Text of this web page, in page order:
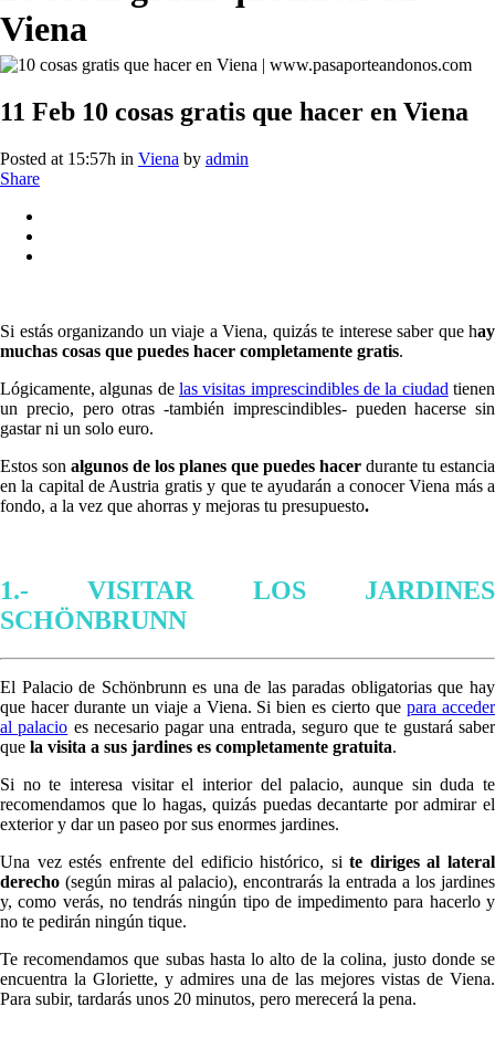
Viena
11 Feb 10 cosas gratis que hacer en Viena
Posted at 15:57h in Viena by admin
Share
Si estás organizando un viaje a Viena, quizás te interese saber que hay
muchas cosas que puedes hacer completamente gratis.
Lógicamente, algunas de las visitas imprescindibles de la ciudad tienen
un precio, pero otras -también imprescindibles- pueden hacerse sin
gastar ni un solo euro.
Estos son algunos de los planes que puedes hacer durante tu estancia
en la capital de Austria gratis y que te ayudarán a conocer Viena más a
fondo, a la vez que ahorras y mejoras tu presupuesto.
1.- VISITAR LOS JARDINES
SCHÖNBRUNN
El Palacio de Schönbrunn es una de las paradas obligatorias que hay
que hacer durante un viaje a Viena. Si bien es cierto quepara acceder
al palacio es necesario pagar una entrada, seguro que te gustará saber
que la visita a sus jardines es completamente gratuita.
Si no te interesa visitar el interior del palacio, aunque sin duda te
recomendamos que lo hagas, quizás puedas decantarte por admirar el
exterior y dar un paseo por sus enormes jardines.
Una vez estés enfrente del edificio histórico, site diriges al lateral
derecho (según miras al palacio), encontrarás la entrada a los jardines
y, como verás, no tendrás ningún tipo de impedimento para hacerlo y
no te pedirán ningún tique.
Te recomendamos que subas hasta lo alto de la colina, justo donde se
encuentra la Gloriette, y admires una de las mejores vistas de Viena.
Para subir, tardarás unos 20 minutos, pero merecerá la pena.